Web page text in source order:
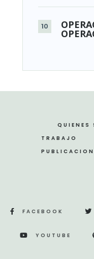
QUIENES
TRABAJO
FACEBOOK
YOUTUBE